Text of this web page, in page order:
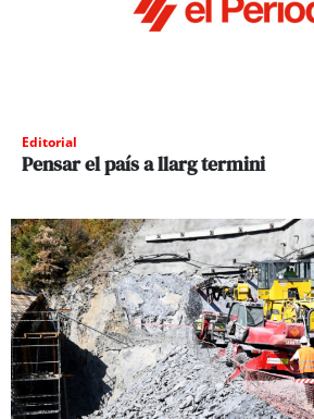
Editorial
Pensar el país a llarg termini